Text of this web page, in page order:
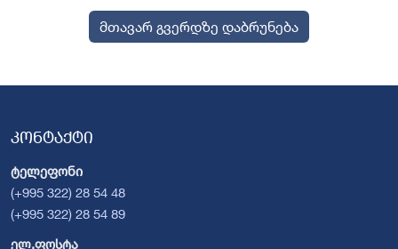
მთავარ გვერდზე დაბრუნება
კონტაქტი
ტელეფონი
(+995 322) 28 54 48
(+995 322) 28 54 89
ელ.ფოსტა